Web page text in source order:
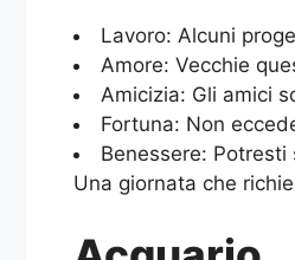
Lavoro: Alcuni
Amore: Vecchie
Amicizia: Gli amici
Fortuna: Non
Benessere:
Una giornata che